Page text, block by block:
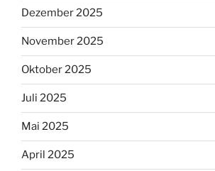
Dezember 2025
November 2025
Oktober 2025
Juli 2025
Mai 2025
April 2025